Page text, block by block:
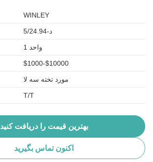
WINLEY
د-5/24.94
1 واحد
$1000-$10000
مورد تخته سه لا
T/T
بهترین قیمت را دریافت کنید
اکنون تماس بگیرید